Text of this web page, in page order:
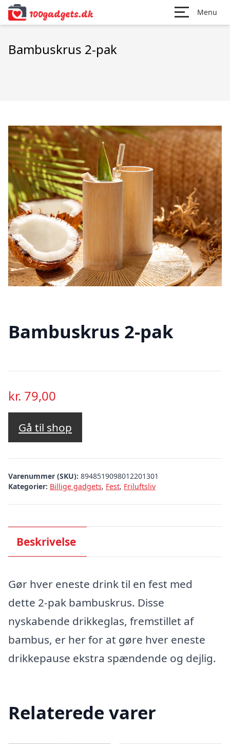
Menu
Bambuskrus 2-pak
Bambuskrus 2-pak
kr. 79,00
Gå til shop
Varenummer (SKU): 8948519098012201301
Kategorier: Billige gadgets, Fest, Friluftsliv
Beskrivelse
Gør hver eneste drink til en fest med
dette 2-pak bambuskrus. Disse
nyskabende drikkeglas, fremstillet af
bambus, er her for at gøre hver eneste
drikkepause ekstra spændende og dejlig.
Relaterede varer